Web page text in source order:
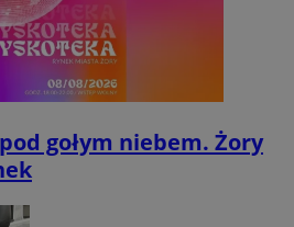
gołym niebem. Żory